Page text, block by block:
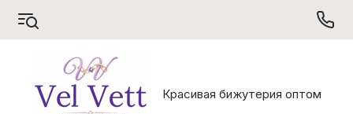
S V X
Красивая бижутерия оптом